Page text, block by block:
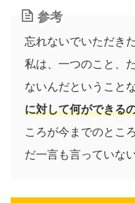
参考
忘れないでいただき
私は、一つのこと、
ないんだということ
に対して何ができる
ころが今までのとこ
だ一言も言っていな